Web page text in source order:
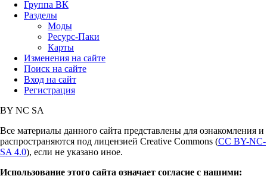
Группа ВК
Разделы
Моды
Ресурс-Паки
Карты
Изменения на сайте
Поиск на сайте
Вход на сайт
Регистрация
BY NC SA
Все материалы данного сайта представлены для ознакомления и
распространяются под лицензией Creative Commons (CC BY-NC-
SA 4.0), если не указано иное.
Использование этого сайта означает согласие с нашими: